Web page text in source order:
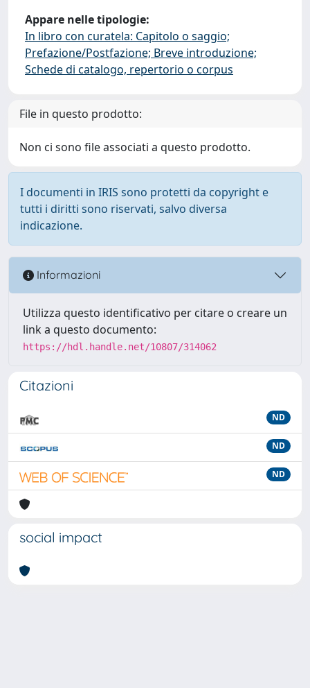
Appare nelle tipologie:
In libro con curatela: Capitolo o saggio;
Prefazione/Postfazione; Breve introduzione;
Schede di catalogo, repertorio o corpus
File in questo prodotto:
Non ci sono file associati a questo prodotto.
I documenti in IRIS sono protetti da copyright e
tutti i diritti sono riservati, salvo diversa
indicazione.
Informazioni
Utilizza questo identificativo per citare o creare un
link a questo documento:
https://hdl.handle.net/10807/314062
Citazioni
ND
ND
ND
social impact